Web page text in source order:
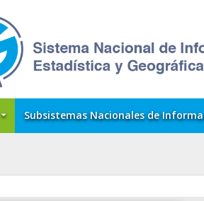
Subsistemas Nacionales de